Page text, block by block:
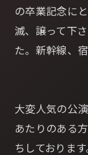
の卒業記念に
滅、譲って下
た。新幹線、
大変人気の公
あたりのある
ちしております